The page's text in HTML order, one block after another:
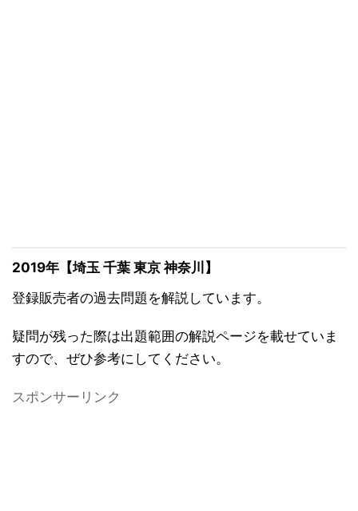
2019年【埼玉 千葉 東京 神奈川】
登録販売者の過去問題を解説しています。
疑問が残った際は出題範囲の解説ページを載せていま
すので、ぜひ参考にしてください。
スポンサーリンク